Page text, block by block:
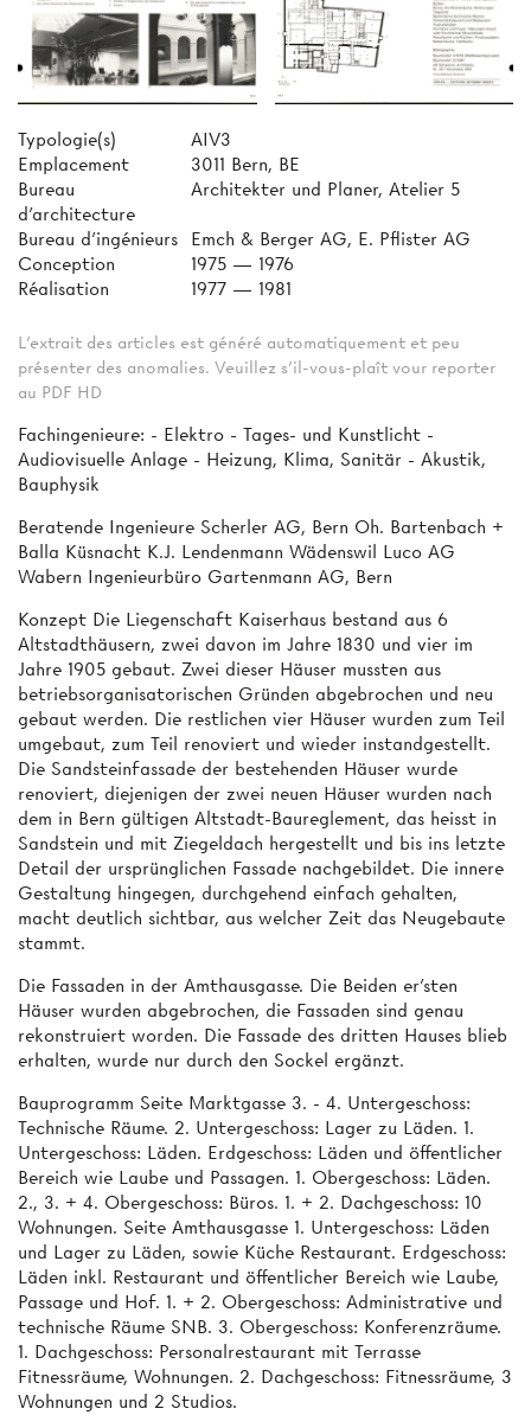
Typologie(s)
AIV3
Emplacement
3011 Bern, BE
Bureau
d'architecture
Architekter und Planer, Atelier 5
Bureau d'ingénieurs
Emch & Berger AG, E. Pflister AG
Conception
1975 — 1976
Réalisation
1977 — 1981
L'extrait des articles est généré automatiquement et peu
présenter des anomalies. Veuillez s'il-vous-plaît vour reporter
au PDF HD
Fachingenieure: - Elektro - Tages- und Kunstlicht -
Audiovisuelle Anlage - Heizung, Klima, Sanitär - Akustik,
Bauphysik
Beratende Ingenieure Scherler AG, Bern Oh. Bartenbach +
Balla Küsnacht K.J. Lendenmann Wädenswil Luco AG
Wabern Ingenieurbüro Gartenmann AG, Bern
Konzept Die Liegenschaft Kaiserhaus bestand aus 6
Altstadthäusern, zwei davon im Jahre 1830 und vier im
Jahre 1905 gebaut. Zwei dieser Häuser mussten aus
betriebsorganisatorischen Gründen abgebrochen und neu
gebaut werden. Die restlichen vier Häuser wurden zum Teil
umgebaut, zum Teil renoviert und wieder instandgestellt.
Die Sandsteinfassade der bestehenden Häuser wurde
renoviert, diejenigen der zwei neuen Häuser wurden nach
dem in Bern gültigen Altstadt-Baureglement, das heisst in
Sandstein und mit Ziegeldach hergestellt und bis ins letzte
Detail der ursprünglichen Fassade nachgebildet. Die innere
Gestaltung hingegen, durchgehend einfach gehalten,
macht deutlich sichtbar, aus welcher Zeit das Neugebaute
stammt.
Die Fassaden in der Amthausgasse. Die Beiden er'sten
Häuser wurden abgebrochen, die Fassaden sind genau
rekonstruiert worden. Die Fassade des dritten Hauses blieb
erhalten, wurde nur durch den Sockel ergänzt.
Bauprogramm Seite Marktgasse 3. - 4. Untergeschoss:
Technische Räume. 2. Untergeschoss: Lager zu Läden. 1.
Untergeschoss: Läden. Erdgeschoss: Läden und öffentlicher
Bereich wie Laube und Passagen. 1. Obergeschoss: Läden.
2., 3. + 4. Obergeschoss: Büros. 1. + 2. Dachgeschoss: 10
Wohnungen. Seite Amthausgasse 1. Untergeschoss: Läden
und Lager zu Läden, sowie Küche Restaurant. Erdgeschoss:
Läden inkl. Restaurant und öffentlicher Bereich wie Laube,
Passage und Hof. 1. + 2. Obergeschoss: Administrative und
technische Räume SNB. 3. Obergeschoss: Konferenzräume.
1. Dachgeschoss: Personalrestaurant mit Terrasse
Fitnessräume, Wohnungen. 2. Dachgeschoss: Fitnessräume, 3
Wohnungen und 2 Studios.